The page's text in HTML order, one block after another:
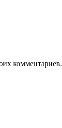
комментариев.